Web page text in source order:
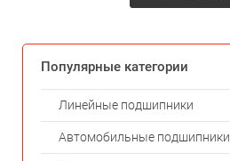
Популярные категории
Линейные подшипники
Автомобильные подшипники